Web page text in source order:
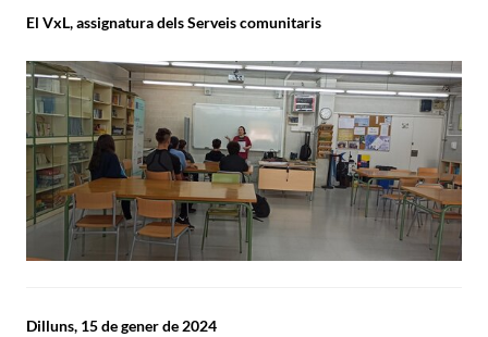
El VxL, assignatura dels Serveis comunitaris
Dilluns, 15 de gener de 2024